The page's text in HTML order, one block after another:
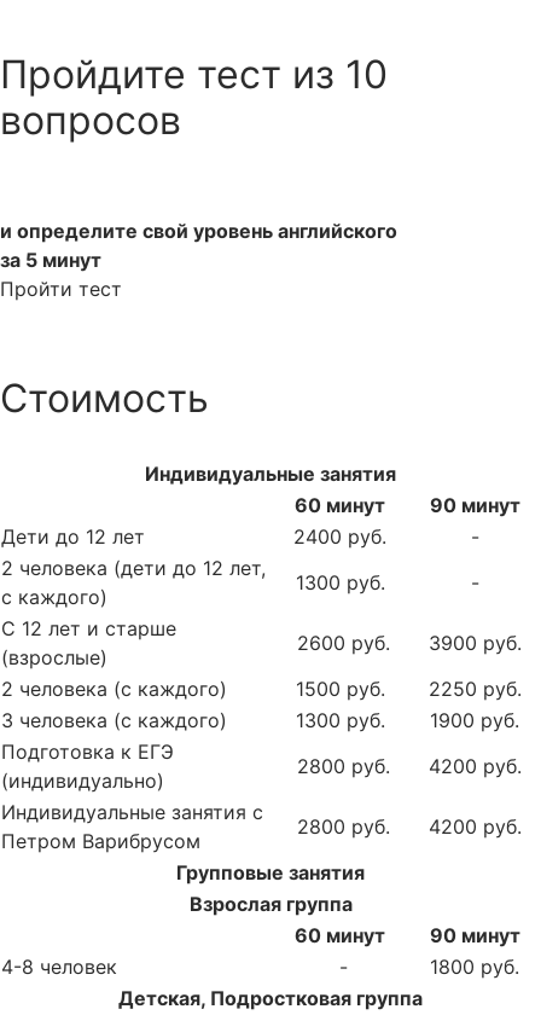
Пройдите тест из 10
вопросов
и определите свой уровень английского
за 5 минут
Пройти тест
Стоимость
Индивидуальные занятия
60 минут
90 минут
Дети до 12 лет
2400 руб.
-
2 человека (дети до 12 лет,
с каждого)
1300 руб.
-
С 12 лет и старше
(взрослые)
2600 руб.
3900 руб.
2 человека (с каждого)
1500 руб.
2250 руб.
3 человека (с каждого)
1300 руб.
1900 руб.
Подготовка к ЕГЭ
(индивидуально)
2800 руб.
4200 руб.
Индивидуальные занятия с
Петром Варибрусом
2800 руб.
4200 руб.
Групповые занятия
Взрослая группа
60 минут
90 минут
4-8 человек
-
1800 руб.
Детская, Подростковая группа